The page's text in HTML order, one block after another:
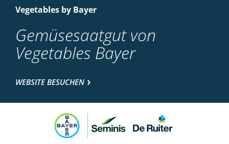
Vegetables by Bayer
Gemüsesaatgut von
Vegetables Bayer
WEBSITE BESUCHEN